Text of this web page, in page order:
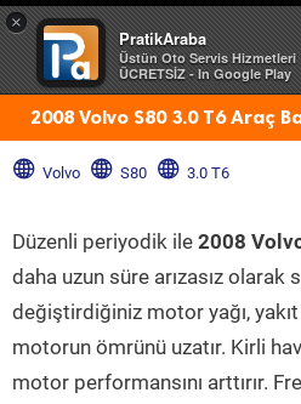
×
PratikAraba
Üstün Oto Servis Hizmetleri
ÜCRETSİZ - In Google Play
2008 Volvo S80 3.0 T6 Araç
Volvo S80 3.0 T6
Düzenli periyodik ile 2008
daha uzun süre arızasız olarak
değiştirdiğiniz motor yağı,
motorun ömrünü uzatır. Kirli
motor performansını arttırır.